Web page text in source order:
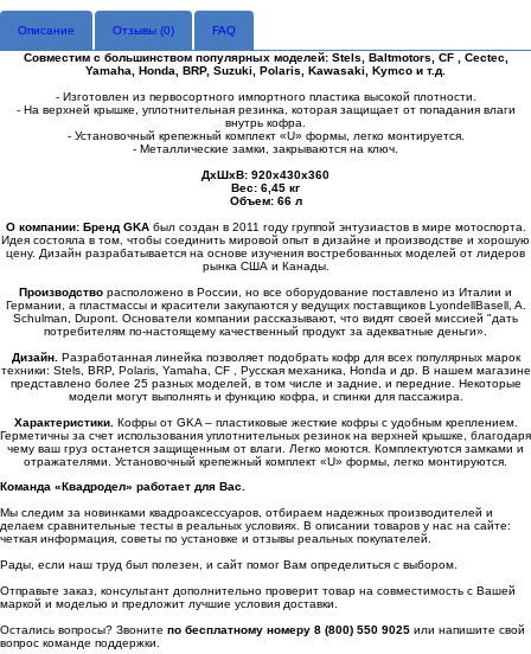
Описание Отзывы (0) FAQ
Совместим с большинством популярных моделей: Stels, Baltmotors, CF , Cectec,
Yamaha, Honda, BRP, Suzuki, Polaris, Kawasaki, Kymco и т.д.
- Изготовлен из первосортного импортного пластика высокой плотности.
- На верхней крышке, уплотнительная резинка, которая защищает от попадания влаги
внутрь кофра.
- Установочный крепежный комплект «U» формы, легко монтируется.
- Металлические замки, закрываются на ключ.
ДхШхВ: 920х430х360
Вес: 6,45 кг
Объем: 66 л
О компании: Бренд GKA был создан в 2011 году группой энтузиастов в мире мотоспорта.
Идея состояла в том, чтобы соединить мировой опыт в дизайне и производстве и хорошую
цену. Дизайн разрабатывается на основе изучения востребованных моделей от лидеров
рынка США и Канады.
Производство расположено в России, но все оборудование поставлено из Италии и
Германии, а пластмассы и красители закупаются у ведущих поставщиков LyondellBasell, A.
Schulman, Dupont. Основатели компании рассказывают, что видят своей миссией "дать
потребителям по-настоящему качественный продукт за адекватные деньги».
Дизайн.Разработанная линейка позволяет подобрать кофр для всех популярных марок
техники: Stels, BRP, Polaris, Yamaha, CF , Русская механика, Honda и др. В нашем магазине
представлено более 25 разных моделей, в том числе и задние, и передние. Некоторые
модели могут выполнять и функцию кофра, и спинки для пассажира.
Характеристики. Кофры от GKA – пластиковые жесткие кофры с удобным креплением.
Герметичны за счет использования уплотнительных резинок на верхней крышке, благодаря
чему ваш груз останется защищенным от влаги. Легко моются. Комплектуются замками и
отражателями. Установочный крепежный комплект «U» формы, легко монтируются.
Команда «Квадродел» работает для Вас.
Мы следим за новинками квадроаксессуаров, отбираем надежных производителей и
делаем сравнительные тесты в реальных условиях. В описании товаров у нас на сайте:
четкая информация, советы по установке и отзывы реальных покупателей.
Рады, если наш труд был полезен, и сайт помог Вам определиться с выбором.
Отправьте заказ, консультант дополнительно проверит товар на совместимость с Вашей
маркой и моделью и предложит лучшие условия доставки.
Остались вопросы? Звоните по бесплатному номеру 8 (800) 550 9025 или напишите свой
вопрос команде поддержки.